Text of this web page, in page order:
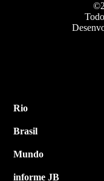
Rio
Brasil
Mundo
informe JB